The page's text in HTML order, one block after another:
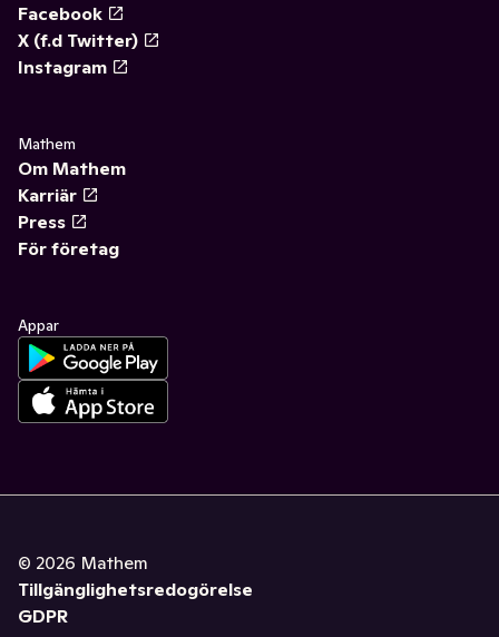
Facebook
X (f.d Twitter)
Instagram
Mathem
Om Mathem
Karriär
Press
För företag
Appar
© 2026 Mathem
Tillgänglighetsredogörelse
GDPR